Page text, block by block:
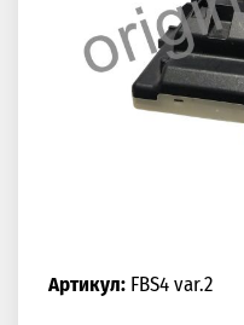
Артикул:FBS4 var.2